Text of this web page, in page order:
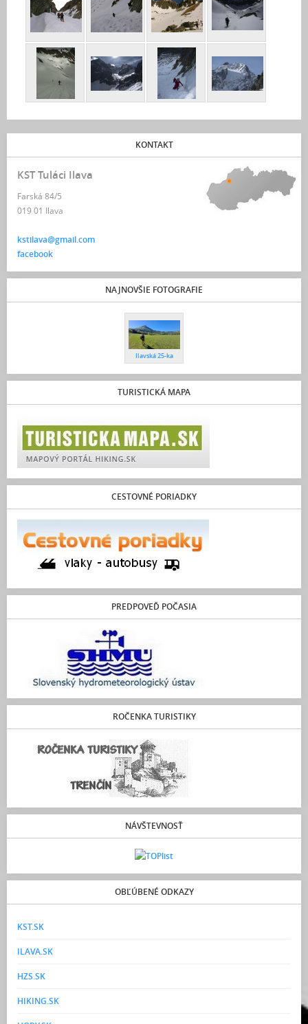
KONTAKT
KST Tuláci Ilava
Farská 84/5
019 01 Ilava
kstilava@gmail.com
facebook
NAJNOVŠIE FOTOGRAFIE
Ilavská 25-ka
TURISTICKÁ MAPA
CESTOVNÉ PORIADKY
PREDPOVEĎ POČASIA
ROČENKA TURISTIKY
NÁVŠTEVNOSŤ
OBĽÚBENÉ ODKAZY
KST.SK
ILAVA.SK
HZS.SK
HIKING.SK